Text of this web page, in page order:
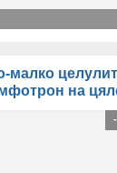
малко
на